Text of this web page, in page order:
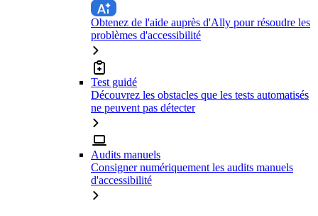
Obtenez de l'aide auprès d'Ally pour résoudre les
problèmes d'accessibilité
Test guidé
Découvrez les obstacles que les tests automatisés
ne peuvent pas détecter
Audits manuels
Consigner numériquement les audits manuels
d'accessibilité